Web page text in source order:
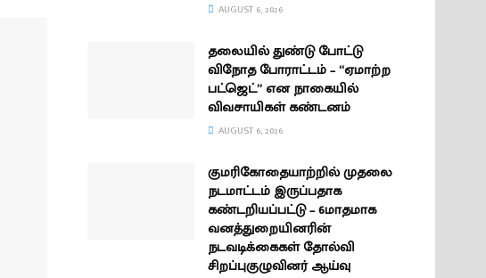
AUGUST 6, 2026
தலையில் துண்டு போட்டு
விநோத போராட்டம் – “ஏமாற்ற
பட்ஜெட்” என நாகையில்
விவசாயிகள் கண்டனம்
AUGUST 6, 2026
குமரிகோதையாற்றில் முதலை
நடமாட்டம் இருப்பதாக
கண்டறியப்பட்டு – 6மாதமாக
வனத்துறையினரின்
நடவடிக்கைகள் தோல்வி
சிறப்புகுழுவினர் ஆய்வு